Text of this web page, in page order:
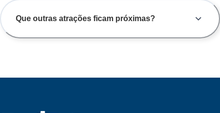
Que outras atrações ficam próximas?